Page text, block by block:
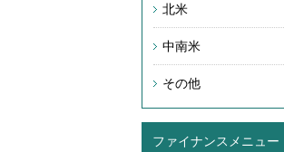
北米
中南米
その他
ファイナンスメニュー